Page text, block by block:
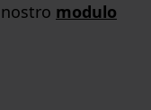
nostro modulo